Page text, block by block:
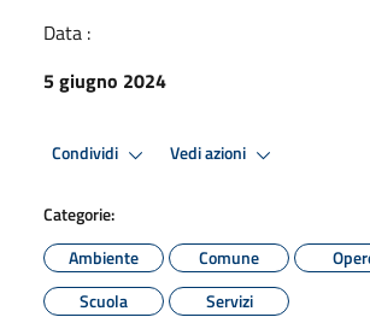
Data :
5 giugno 2024
Condividi Vedi azioni
Categorie:
Ambiente
Comune
Scuola
Servizi